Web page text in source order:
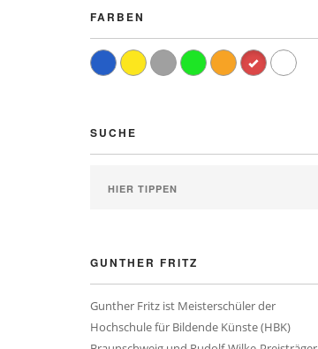
FARBEN
SUCHE
GUNTHER FRITZ
Gunther Fritz ist Meisterschüler der
Hochschule für Bildende Künste (HBK)